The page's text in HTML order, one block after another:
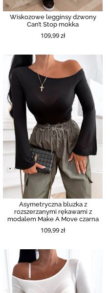
Wiskozowe legginsy dzwony
Can’t Stop mokka
109,99 zł
Asymetryczna bluzka z
rozszerzanymi rękawami z
modalem Make A Move czarna
109,99 zł